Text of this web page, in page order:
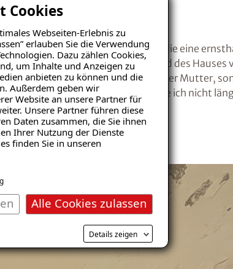
Cookies
Webseiten-Erlebnis zu
erlauben Sie die Verwendung
Dazu zählen Cookies,
um Inhalte und Anzeigen zu
anbieten zu können und die
Außerdem geben wir
Website an unsere Partner für
Unsere Partner führen diese
Daten zusammen, die Sie ihnen
Ihrer Nutzung der Dienste
finden Sie in unseren
Alle Cookies zulassen
Details zeigen
abgeplatzte Betonteile, die eine
beeinträchtigt wurde. Der Zustand des Hauses
nicht nur die Sicherheit seiner Mutter,
und zwar sofort! Das Risiko wollte ich nicht